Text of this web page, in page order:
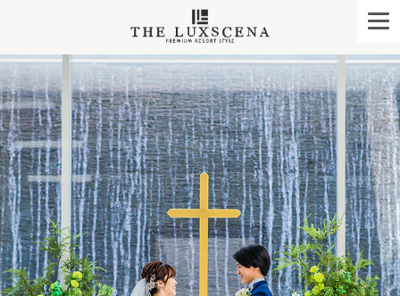
クレアージュ リゾ